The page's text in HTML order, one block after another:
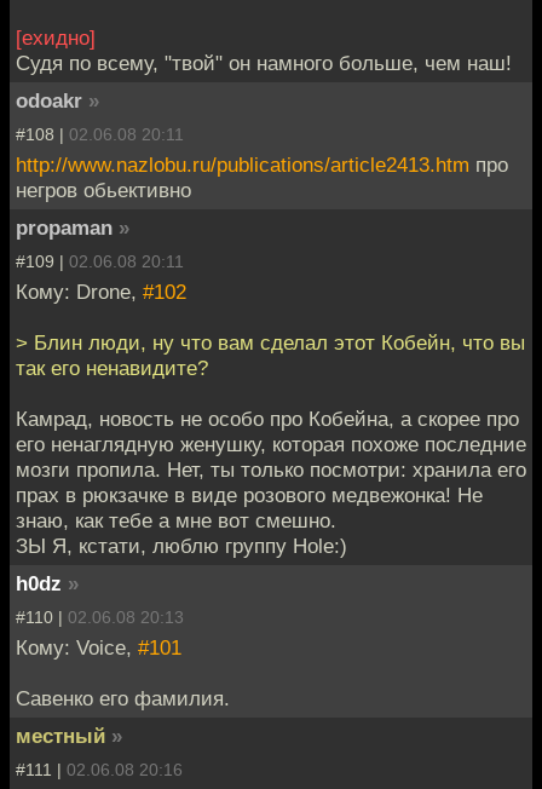
[ехидно]
Судя по всему, "твой" он намного больше, чем наш!
odoakr »
#108 | 02.06.08 20:11
http://www.nazlobu.ru/publications/article2413.htm про
негров обьективно
propaman »
#109 | 02.06.08 20:11
Кому: Drone, #102
> Блин люди, ну что вам сделал этот Кобейн, что вы
так его ненавидите?
Камрад, новость не особо про Кобейна, а скорее про
его ненаглядную женушку, которая похоже последние
мозги пропила. Нет, ты только посмотри: хранила его
прах в рюкзачке в виде розового медвежонка! Не
знаю, как тебе а мне вот смешно.
ЗЫ Я, кстати, люблю группу Hole:)
h0dz »
#110 | 02.06.08 20:13
Кому: Voice, #101
Савенко его фамилия.
местный »
#111 | 02.06.08 20:16